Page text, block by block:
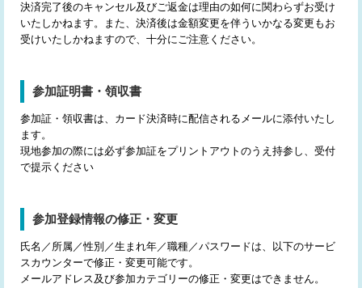
決済完了後のキャンセル及びご返金は理由の如何に関わらずお受け
いたしかねます。また、決済後は金額変更を伴ういかなる変更もお
受けいたしかねますので、十分にご注意ください。
参加証明書・領収書
参加証・領収書は、カード決済時に配信されるメールに添付いたし
ます。
現地参加の際には必ず参加証をプリントアウトのうえ持参し、受付
で提示ください
参加登録情報の修正・変更
氏名／所属／性別／生まれ年／職種／パスワードは、以下のサービ
スカウンターで修正・変更可能です。
メールアドレス及び参加カテゴリーの修正・変更はできません。